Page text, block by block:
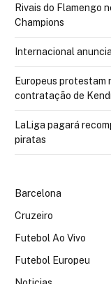
Rivais do Flamengo
Champions
Internacional
Europeus protestam
contratação de
LaLiga pagará
piratas
Barcelona
Cruzeiro
Futebol Ao Vivo
Futebol Europeu